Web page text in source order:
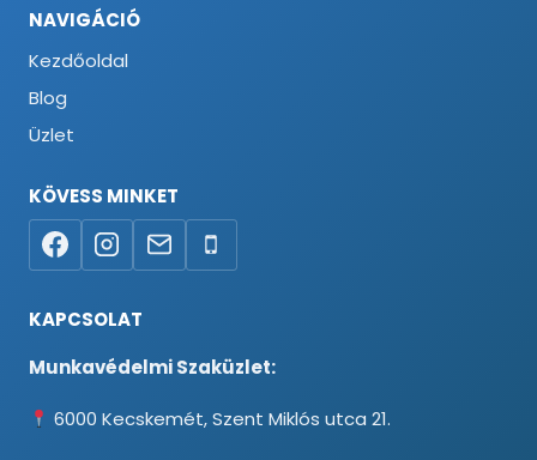
NAVIGÁCIÓ
Kezdőoldal
Blog
Üzlet
KÖVESS MINKET
KAPCSOLAT
Munkavédelmi Szaküzlet:
6000 Kecskemét, Szent Miklós utca 21.